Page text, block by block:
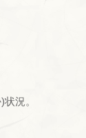
況。